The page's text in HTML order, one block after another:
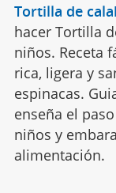
Tortilla de
hacer Tortilla
niños. Receta
rica, ligera y
espinacas.
enseña el
niños y
alimentación.